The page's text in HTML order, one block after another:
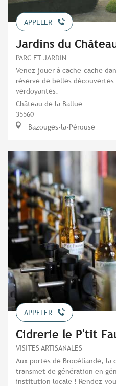
APPELER
Jardins du
PARC ET JARDIN
Venez jouer à cache-cache
réserve de belles
verdoyantes.
Château de la Ballue
35560
Bazouges-la-Pérouse
APPELER
Cidrerie le P'tit
VISITES ARTISANALES
Aux portes de Brocéliande, la
transmet de génération en
institution locale ! Rendez-